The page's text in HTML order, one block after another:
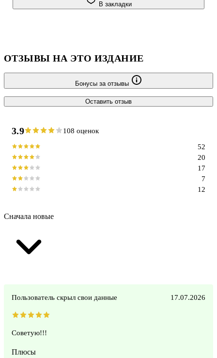
В закладки
ОТЗЫВЫ НА ЭТО ИЗДАНИЕ
Бонусы за отзывы
Оставить отзыв
3.9 108 оценок
12
7
17
20
52
Сначала новые
Пользователь скрыл свои данные 17.07.2026
Советую!!!
Плюсы